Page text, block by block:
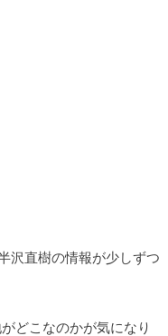
沢直樹の情報が少しずつ
どこなのかが気になり